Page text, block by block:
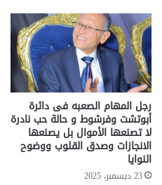
رجل المهام الصعبه فى دائرة
أبوتشت وفرشوط و حالة حب نادرة
لا تصنعها الأموال بل يصنعها
الانجازات وصدق القلوب ووضوح
النوايا
23 ديسمبر، 2025